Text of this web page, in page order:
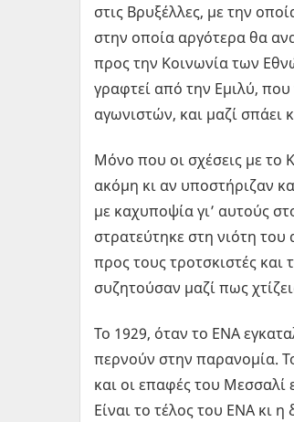
στις Βρυξέλλες, με την
στην οποία αργότερα θα
προς την Κοινωνία των
γραφτεί από την Εμιλύ,
αγωνιστών, και μαζί σπάει
Μόνο που οι σχέσεις με το
ακόμη κι αν υποστήριζαν
με καχυποψία γι’ αυτούς
στρατεύτηκε στη νιότη του
προς τους τροτσκιστές και
συζητούσαν μαζί πως
Το 1929, όταν το ΕΝΑ
περνούν στην παρανομία.
και οι επαφές του Μεσσαλί
Είναι το τέλος του ΕΝΑ κι